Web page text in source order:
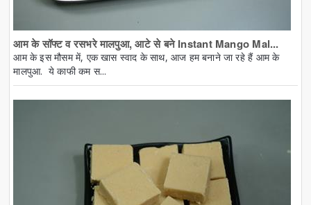
आम के सॉफ्ट व रसभरे मालपुआ, आटे से बने Instant Mango Mal...
आम के इस मौसम में, एक खास स्वाद के साथ, आज हम बनाने जा रहे हैं आम के
मालपुआ. ये काफी कम स...